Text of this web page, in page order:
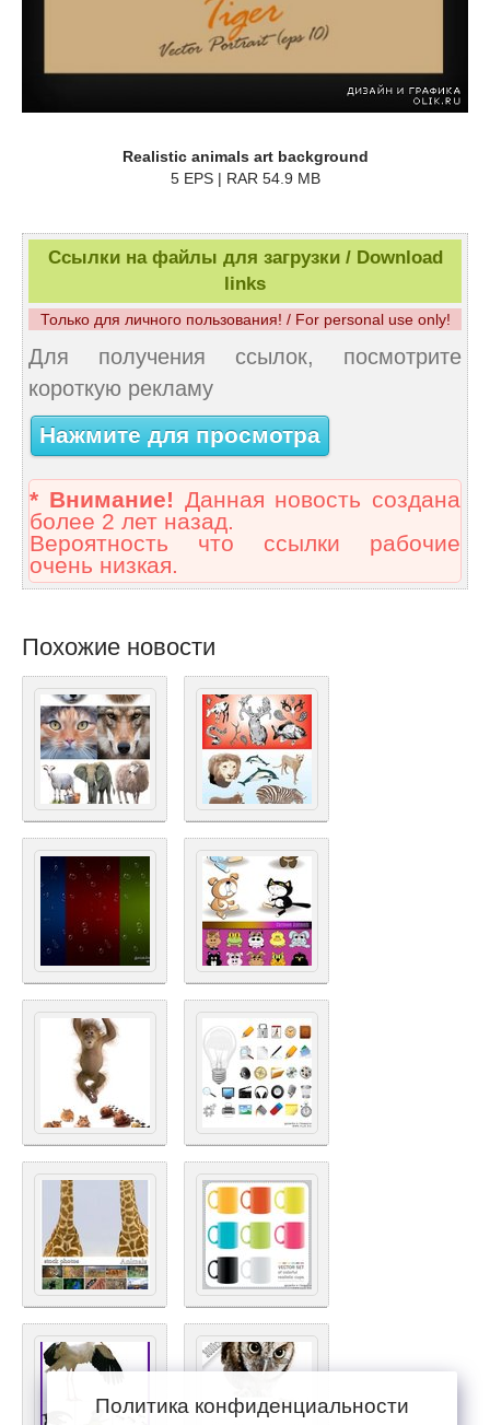
Realistic animals art background
5 EPS | RAR 54.9 MB
Ссылки на файлы для загрузки / Download
links
Только для личного пользования! / For personal use only!
Для получения ссылок, посмотрите
короткую рекламу
Нажмите для просмотра
* Внимание! Данная новость создана
более 2 лет назад.
Вероятность что ссылки рабочие
очень низкая.
Похожие новости
Политика конфиденциальности